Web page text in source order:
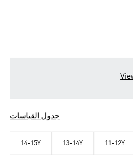
جدول القياسات
11-12Y
13-14Y
14-15Y